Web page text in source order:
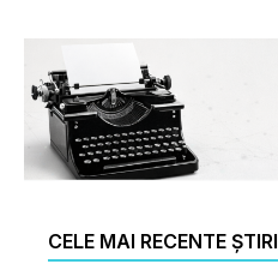
CELE MAI RECENTE ȘTIRI